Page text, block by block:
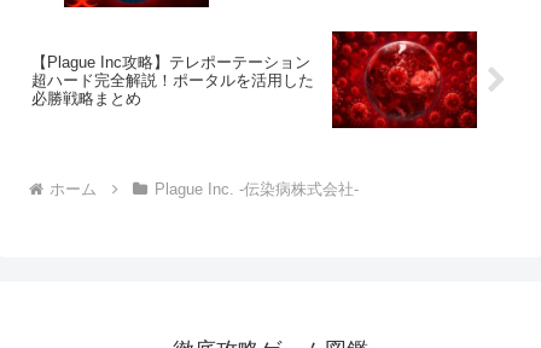
【Plague Inc攻略】テレポーテーション
超ハード完全解説！ポータルを活用した
必勝戦略まとめ
ホーム Plague Inc. -伝染病株式会社-